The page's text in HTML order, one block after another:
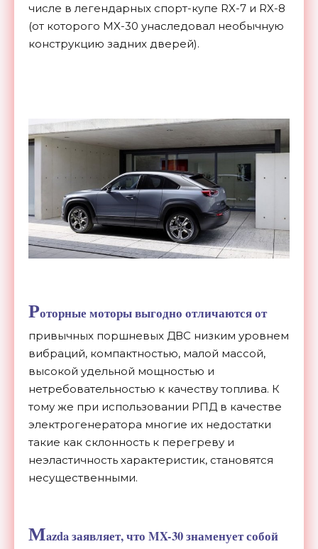
числе в легендарных спорт-купе RX-7 и RX-8
(от которого MX-30 унаследовал необычную
конструкцию задних дверей).
Роторные моторы выгодно отличаются от
привычных поршневых ДВС низким уровнем
вибраций, компактностью, малой массой,
высокой удельной мощностью и
нетребовательностью к качеству топлива. К
тому же при использовании РПД в качестве
электрогенератора многие их недостатки
такие как склонность к перегреву и
неэластичность характеристик, становятся
несущественными.
Mazdaзаявляет, что MX-30 знаменует собой